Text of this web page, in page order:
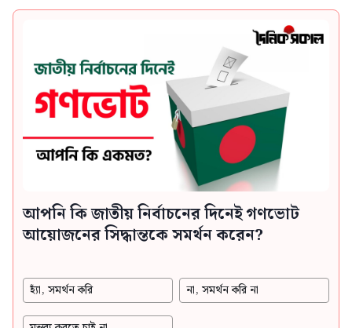
আপনি কি জাতীয় নির্বাচনের দিনেই গণভোট
আয়োজনের সিদ্ধান্তকে সমর্থন করেন?
হ্যাঁ, সমর্থন করি না, সমর্থন করি না